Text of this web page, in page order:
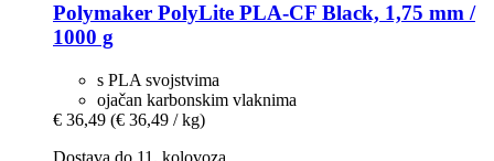
Polymaker PolyLite PLA-​CF Black, 1,75 mm /
1000 g
s PLA svojstvima
ojačan karbonskim vlaknima
€ 36,49 (€ 36,49 / kg)
Dostava do 11. kolovoza